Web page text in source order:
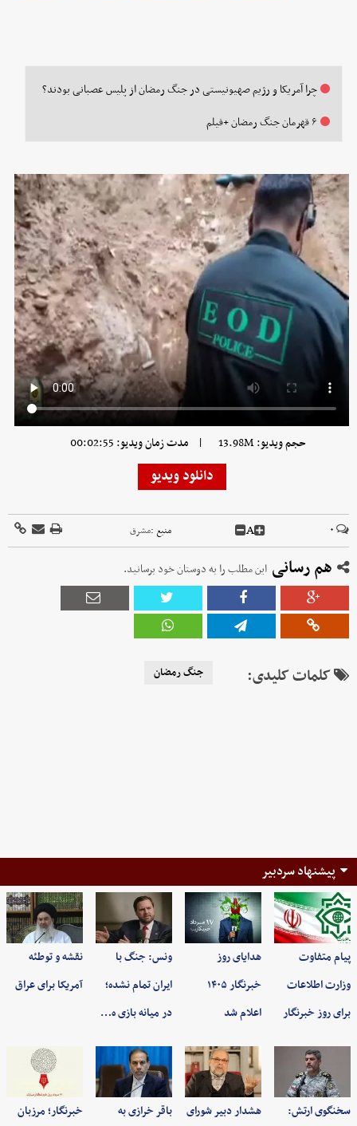
چرا آمریکا و رژیم صهیونیستی در جنگ رمضان از پلیس عصبانی بودند؟
۶ قهرمان جنگ رمضان +فیلم
حجم ویدیو: 13.98M | مدت زمان ویدیو: 00:02:55
دانلود ویدیو
۰ A منبع :مشرق
هم رسانی این مطلب را به دوستان خود برسانید.
کلمات کلیدی: جنگ رمضان
پیشنهاد سردبیر
پیام متفاوت
وزارت اطلاعات
برای روز خبرنگار
هدایای روز
خبرنگار ۱۴۰۵
اعلام شد
ونس: جنگ با
ایران تمام نشده؛
در میانه بازی ه…
نقشه و توطئه
آمریکا برای عراق
سخنگوی ارتش: هشدار دبیر شورای باقر خرازی به خبرنگار؛ مرزبان